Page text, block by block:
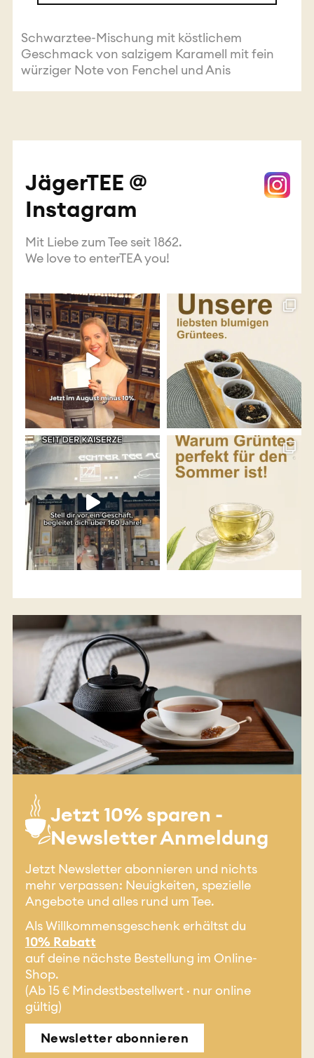
Schwarztee-Mischung mit köstlichem
Geschmack von salzigem Karamell mit fein
würziger Note von Fenchel und Anis
JägerTEE @
Instagram
Mit Liebe zum Tee seit 1862.
We love to enterTEA you!
Jetzt 10% sparen -
Newsletter Anmeldung
Jetzt Newsletter abonnieren und nichts
mehr verpassen: Neuigkeiten, spezielle
Angebote und alles rund um Tee.
Als Willkommensgeschenk erhältst du
10% Rabatt
auf deine nächste Bestellung im Online-
Shop.
(Ab 15 € Mindestbestellwert · nur online
gültig)
Newsletter abonnieren